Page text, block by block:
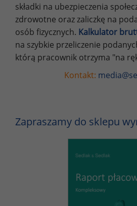
składki na ubezpieczenia
zdrowotne oraz zaliczkę na
osób fizycznych. Kalkulator
na szybkie przeliczenie
którą pracownik otrzyma "na
Kontakt:
Zapraszamy do sklepu